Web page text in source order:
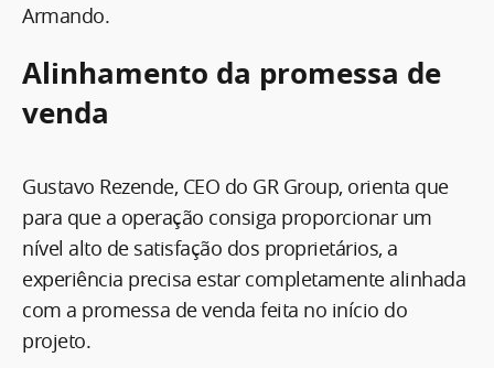
Armando.
Alinhamento da promessa de
venda
Gustavo Rezende, CEO do GR Group, orienta que
para que a operação consiga proporcionar um
nível alto de satisfação dos proprietários, a
experiência precisa estar completamente alinhada
com a promessa de venda feita no início do
projeto.